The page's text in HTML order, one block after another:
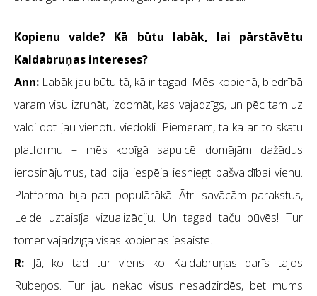
Kopienu valde? Kā būtu labāk, lai pārstāvētu
Kaldabruņas intereses?
Ann: Labāk jau būtu tā, kā ir tagad. Mēs kopienā, biedrībā
varam visu izrunāt, izdomāt, kas vajadzīgs, un pēc tam uz
valdi dot jau vienotu viedokli. Piemēram, tā kā ar to skatu
platformu – mēs kopīgā sapulcē domājām dažādus
ierosinājumus, tad bija iespēja iesniegt pašvaldībai vienu.
Platforma bija pati populārākā. Ātri savācām parakstus,
Lelde uztaisīja vizualizāciju. Un tagad taču būvēs! Tur
tomēr vajadzīga visas kopienas iesaiste.
R:
Jā, ko tad tur viens ko Kaldabruņas darīs tajos
Rubeņos. Tur jau nekad visus nesadzirdēs, bet mums